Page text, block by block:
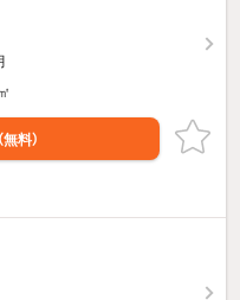
（無料）